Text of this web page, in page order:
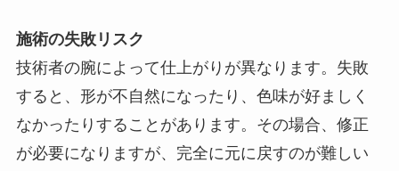
施術の失敗リスク
技術者の腕によって仕上がりが異なります。失敗
すると、形が不自然になったり、色味が好ましく
なかったりすることがあります。その場合、修正
が必要になりますが、完全に元に戻すのが難しい